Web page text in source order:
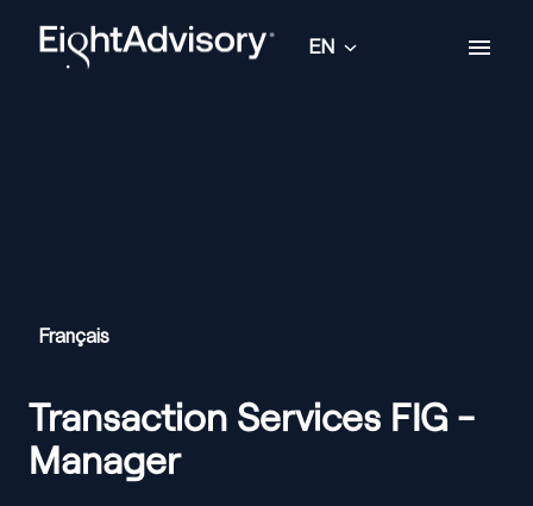
Homepage
EN
Français
Transaction Services FIG -
Manager